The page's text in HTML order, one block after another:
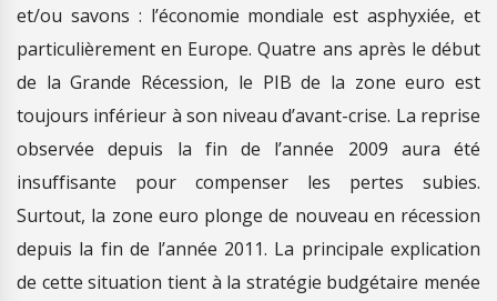
et/ou savons : l’économie mondiale est asphyxiée, et
particulièrement en Europe. Quatre ans après le début
de la Grande Récession, le PIB de la zone euro est
toujours inférieur à son niveau d’avant-crise. La reprise
observée depuis la fin de l’année 2009 aura été
insuffisante pour compenser les pertes subies.
Surtout, la zone euro plonge de nouveau en récession
depuis la fin de l’année 2011. La principale explication
de cette situation tient à la stratégie budgétaire menée